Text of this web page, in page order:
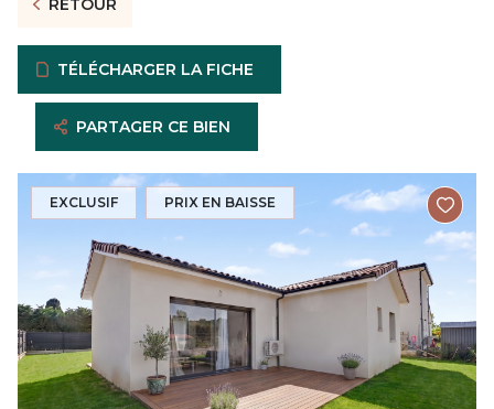
RETOUR
TÉLÉCHARGER LA FICHE
PARTAGER CE BIEN
EXCLUSIF PRIX EN BAISSE